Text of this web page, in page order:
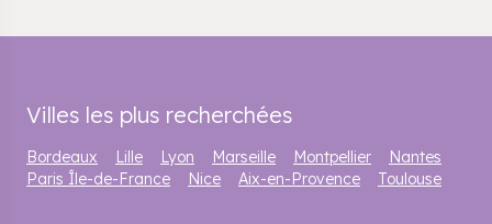
Villes les plus recherchées
Bordeaux Lille Lyon Marseille Montpellier
Nantes
Paris Île-de-France
Nice Aix-en-Provence Toulouse